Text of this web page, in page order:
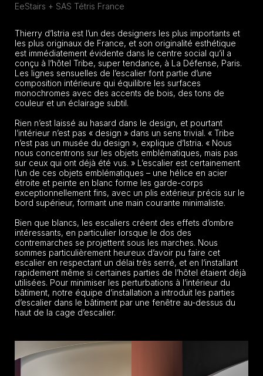
EeStairs + SAS Tétris France
Thierry d’Istria est l’un des designers les plus importants et
les plus originaux de France, et son originalité esthétique
est immédiatement évidente dans le centre social qu’il a
conçu à l’hôtel Tribe, super tendance, à La Défense, Paris.
Les lignes sensuelles de l’escalier font partie d’une
composition intérieure qui équilibre les surfaces
monochromes avec des accents de bois, des tons de
couleur et un éclairage subtil.
Rien n’est laissé au hasard dans le design, et pourtant
l’intérieur n’est pas « design » dans un sens trivial. « Tribe
n’est pas un musée du design », explique d’Istria. « Nous
nous concentrons sur les objets emblématiques, mais pas
sur ceux qui ont déjà été vus. » L’escalier est certainement
l’un de ces objets emblématiques – une hélice en acier
étroite et peinte en blanc forme les garde-corps
exceptionnellement fins, avec un plis extérieur précis sur le
bord supérieur, formant une main courante minimaliste.
Bien que blancs, les escaliers créent des effets d’ombre
intéressants, en particulier lorsque le dos des
contremarches se projettent sous les marches. Nous
sommes particulièrement heureux d’avoir pu faire cet
escalier en respectant un délai très serré, et en l’installant
rapidement même si certaines parties de l’hôtel étaient déjà
utilisées. Pour minimiser les perturbations à l’intérieur du
bâtiment, notre équipe d’installation a introduit les parties
d’escalier dans le bâtiment par une fenêtre au-dessus du
haut de la cage d’escalier.